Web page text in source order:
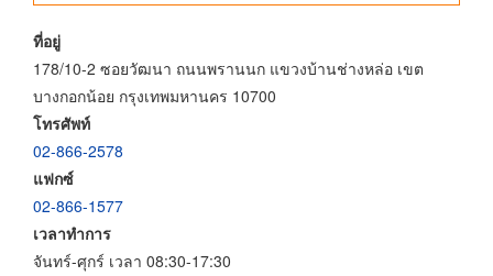
ที่อยู่
178/10-2 ซอยวัฒนา ถนนพรานนก แขวงบ้านช่างหล่อ เขต
บางกอกน้อย กรุงเทพมหานคร 10700
โทรศัพท์
02-866-2578
แฟกซ์
02-866-1577
เวลาทำการ
จันทร์-ศุกร์ เวลา 08:30-17:30